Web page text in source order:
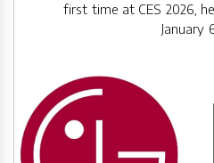
first time at CES 2026,
January